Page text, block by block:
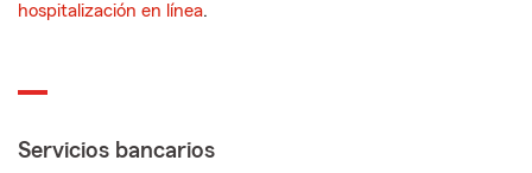
hospitalización en línea.
Servicios bancarios